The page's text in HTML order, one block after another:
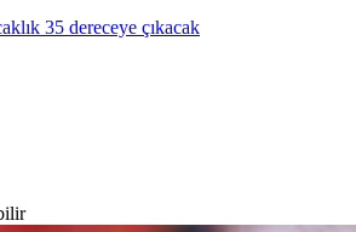
35 dereceye çıkacak